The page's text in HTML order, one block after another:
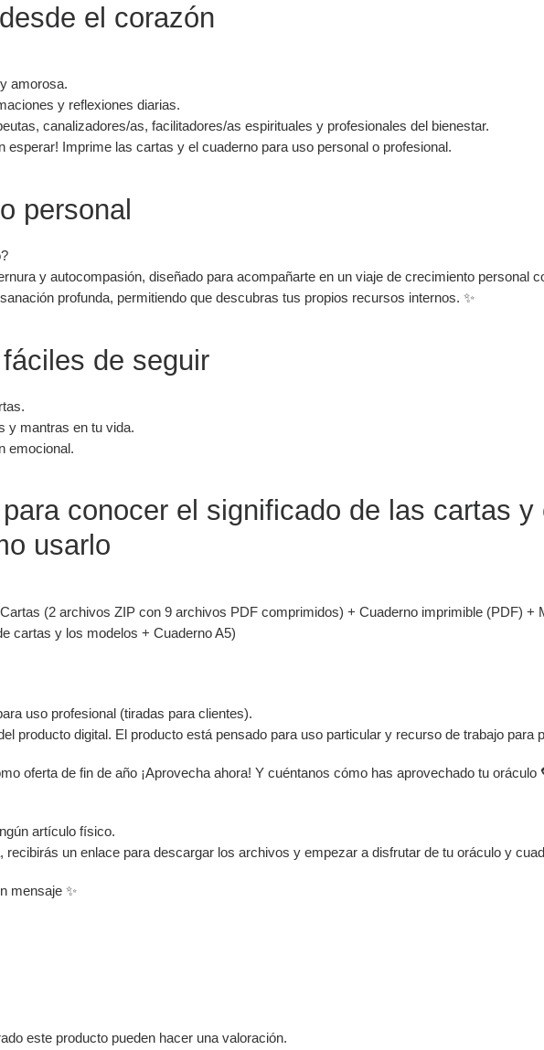
el corazón
amorosa.
y reflexiones diarias.
canalizadores/as, facilitadores/as espirituales y profesionales del bienestar.
esperar! Imprime las cartas y el cuaderno para uso personal o profesional.
personal
y autocompasión, diseñado para acompañarte en un viaje de crecimiento personal
profunda, permitiendo que descubras tus propios recursos internos. ✨
de seguir
y mantras en tu vida.
emocional.
conocer el significado de las cartas y
usarlo
(2 archivos ZIP con 9 archivos PDF comprimidos) + Cuaderno imprimible (PDF) +
cartas y los modelos + Cuaderno A5)
uso profesional (tiradas para clientes).
producto digital. El producto está pensado para uso particular y recurso de trabajo para
oferta de fin de año ¡Aprovecha ahora! Y cuéntanos cómo has aprovechado tu oráculo
artículo físico.
un enlace para descargar los archivos y empezar a disfrutar de tu oráculo y
mensaje ✨
este producto pueden hacer una valoración.